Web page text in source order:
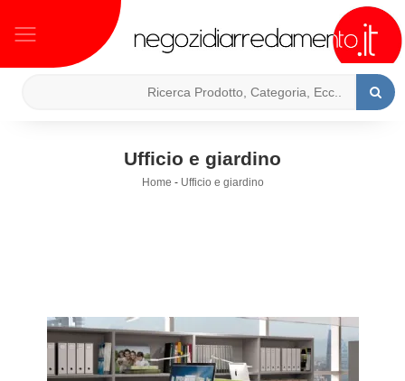
Ufficio e giardino
Home - Ufficio e giardino